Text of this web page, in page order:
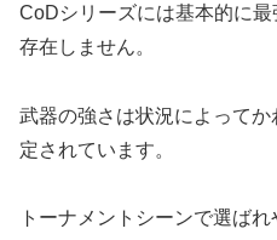
CoDシリーズには基本的に
存在しません。
武器の強さは状況によって
定されています。
トーナメントシーンで選ば